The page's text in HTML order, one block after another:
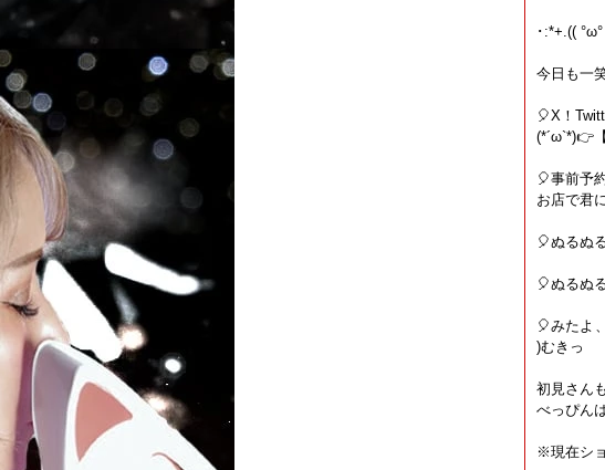
･:*+.((
今日も一
🎈X！
(*´ω`*)👉
🎈事前予
お店で君
🎈ぬるぬ
🎈ぬるぬ
🎈みたよ
)むきっ
初見さん
べっぴん
※現在シ